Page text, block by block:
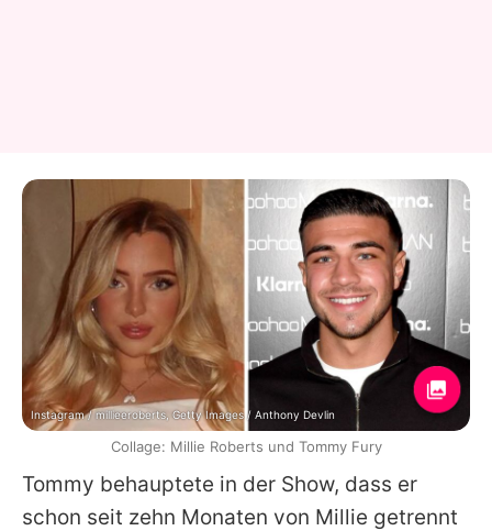
Tommy behauptete in der Show, dass er
schon seit zehn Monaten von Millie getrennt
Instagram / millieeroberts, Getty Images / Anthony Devlin
Collage: Millie Roberts und Tommy Fury